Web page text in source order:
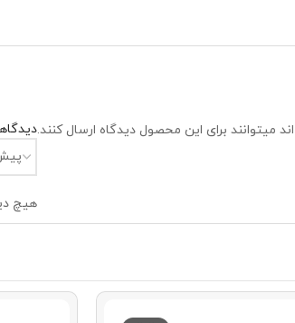
هیچ
میتوانند برای این محصول دیدگاه ارسال کنند.